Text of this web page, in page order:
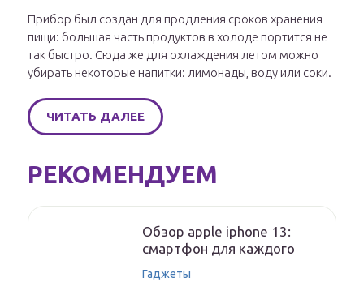
Прибор был создан для продления сроков хранения
пищи: большая часть продуктов в холоде портится не
так быстро. Сюда же для охлаждения летом можно
убирать некоторые напитки: лимонады, воду или соки.
ЧИТАТЬ ДАЛЕЕ
РЕКОМЕНДУЕМ
Обзор apple iphone 13:
смартфон для каждого
Гаджеты